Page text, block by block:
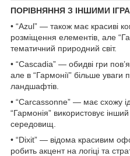
ПОРІВНЯННЯ З ІНШИМИ
• “Azul” — також має красиві
розміщення елементів, але
тематичний природний світ.
• “Cascadia” — обидві гри
але в “Гармонії” більше уваги
ландшафтів.
• “Carcassonne” — має схожу
“Гармонія” використовує
середовищ.
• “Dixit” — відома красивим
робить акцент на логіці та